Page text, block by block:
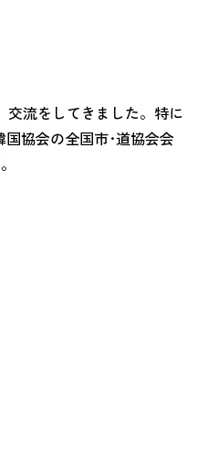
流をしてきました。特に
協会の全国市･道協会会